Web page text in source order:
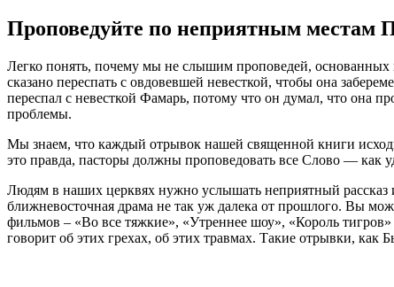
Проповедуйте по неприятным местам
Легко понять, почему мы не слышим проповедей, основанных
сказано переспать с овдовевшей невесткой, чтобы она
переспал с невесткой Фамарь, потому что он думал, что она
проблемы.
Мы знаем, что каждый отрывок нашей священной книги
это правда, пасторы должны проповедовать все Слово — как
Людям в наших церквях нужно услышать неприятный
ближневосточная драма не так уж далека от прошлого. Вы
фильмов – «Во все тяжкие», «Утреннее шоу», «Король
говорит об этих грехах, об этих травмах. Такие отрывки,